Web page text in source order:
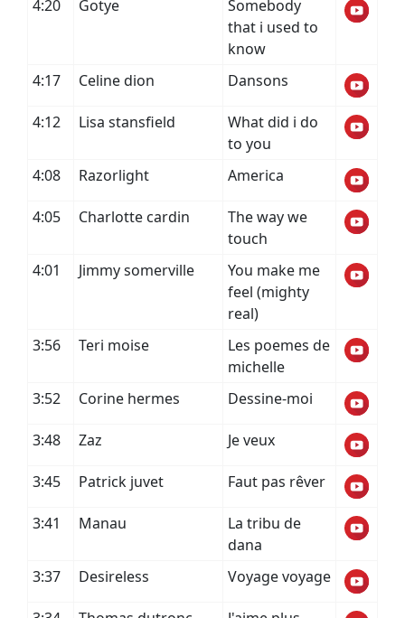
4:20
Gotye
Somebody
that i used to
know
4:17
Celine dion Dansons
4:12 Lisa stansfield
What did i do
to you
4:08
Razorlight America
4:05 Charlotte cardin
The way we
touch
4:01
Jimmy somerville
You make me
feel (mighty
real)
3:56
Teri moise
Les poemes de
michelle
3:52
Corine hermes Dessine-moi
3:48 Zaz Je veux
3:45 Patrick juvet Faut pas rêver
3:41 Manau
La tribu de
dana
3:37
Desireless Voyage voyage